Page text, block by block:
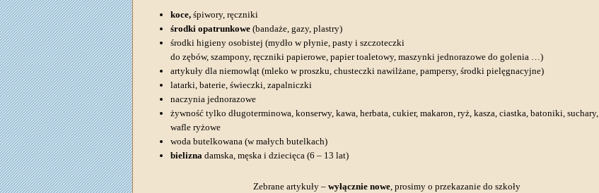
koce, śpiwory, ręczniki
środki opatrunkowe (bandaże, gazy, plastry)
środki higieny osobistej (mydło w płynie, pasty i szczoteczki
do zębów, szampony, ręczniki papierowe, papier toaletowy, maszynki jednorazowe do golenia …)
artykuły dla niemowląt (mleko w proszku, chusteczki nawilżane, pampersy, środki pielęgnacyjne)
latarki, baterie, świeczki, zapalniczki
naczynia jednorazowe
żywność tylko długoterminowa, konserwy, kawa, herbata, cukier, makaron, ryż, kasza, ciastka, batoniki, suchary,
wafle ryżowe
woda butelkowana (w małych butelkach)
bielizna damska, męska i dziecięca (6 – 13 lat)
Zebrane artykuły – wyłącznie nowe, prosimy o przekazanie do szkoły